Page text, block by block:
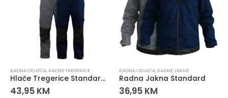
RADNA ODJEĆA, RADNE TREGERICE
Hlače Tregerice Standard Plava
43,95 KM
RADNA ODJEĆA, RADNE JAKNE
Radna Jakna Standard
36,95 KM